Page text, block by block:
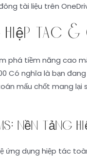
tài liệu trên
hiệp tác
Có nghĩa là bạn
mấu chốt mang
Nền tảng
ứng dụng hiệp tác